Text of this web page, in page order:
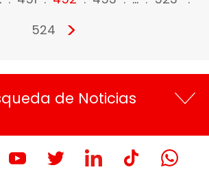
524
>
de Noticias